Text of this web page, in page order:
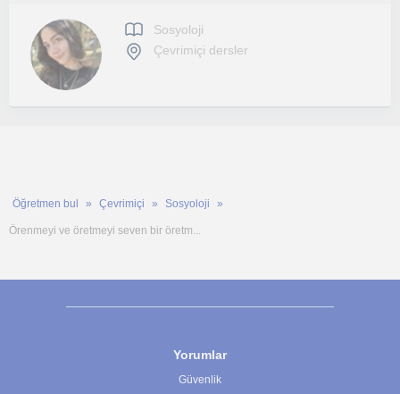
Sosyoloji
Çevrimiçi dersler
Öğretmen bul Çevrimiçi Sosyoloji
Örenmeyi ve öretmeyi seven bir öretm...
Yorumlar
Güvenlik